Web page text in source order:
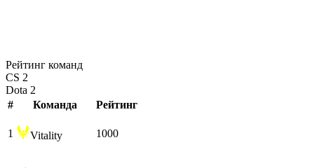
Рейтинг команд
CS 2
Dota 2
#
Команда Рейтинг
1 Vitality 1000